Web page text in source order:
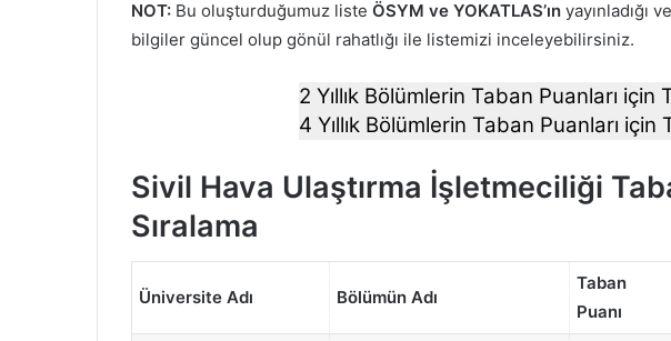
NOT: Bu oluşturduğumuz liste ÖSYM ve YOKATLAS’ın yayınladığı
bilgiler güncel olup gönül rahatlığı ile listemizi inceleyebilirsiniz.
2 Yıllık Bölümlerin Taban Puanları için
4 Yıllık Bölümlerin Taban Puanları için
Sivil Hava Ulaştırma İşletmeciliği
Sıralama
Üniversite Adı Bölümün Adı
Taban
Puanı